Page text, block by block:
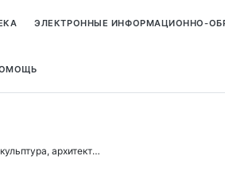
ЭЛЕКТРОННЫЕ ИНФОРМАЦИОННО-
архитектура